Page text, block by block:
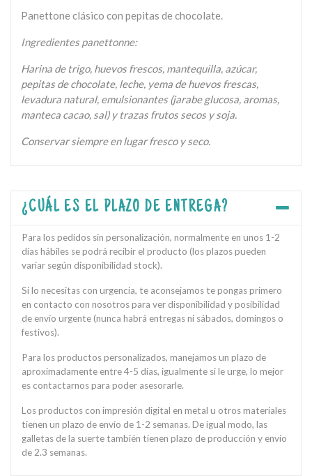
Panettone clásico con pepitas de chocolate.
Ingredientes panettonne:
Harina de trigo, huevos frescos, mantequilla, azúcar,
pepitas de chocolate, leche, yema de huevos frescas,
levadura natural, emulsionantes (jarabe glucosa, aromas,
manteca cacao, sal) y trazas frutos secos y soja.
Conservar siempre en lugar fresco y seco.
¿CUÁL ES EL PLAZO DE ENTREGA?
Para los pedidos sin personalización, normalmente en unos 1-2
días hábiles se podrá recibir el producto (los plazos pueden
variar según disponibilidad stock).
Si lo necesitas con urgencia, te aconsejamos te pongas primero
en contacto con nosotros para ver disponibilidad y posibilidad
de envío urgente (nunca habrá entregas ni sábados, domingos o
festivos).
Para los productos personalizados, manejamos un plazo de
aproximadamente entre 4-5 días, igualmente si le urge, lo mejor
es contactarnos para poder asesorarle.
Los productos con impresión digital en metal u otros materiales
tienen un plazo de envío de 1-2 semanas. De igual modo, las
galletas de la suerte también tienen plazo de producción y envío
de 2.3 semanas.